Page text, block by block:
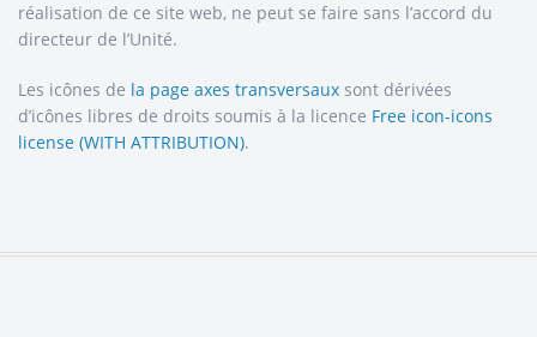
réalisation de ce site web, ne peut se faire sans l’accord du
directeur de l’Unité.
Les icônes de la page axes transversaux sont dérivées
d’icônes libres de droits soumis à la licence Free icon-icons
license (WITH ATTRIBUTION).